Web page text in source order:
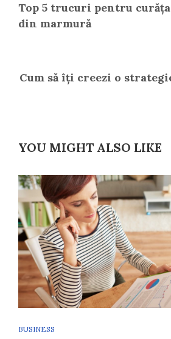
Top 5 trucuri pentru
din marmură
Cum să îți creezi o
YOU MIGHT ALSO LIKE
BUSINESS